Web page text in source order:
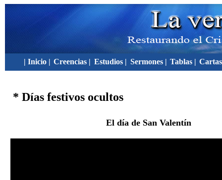
| Inicio | Creencias | Estudios | Sermones | Tablas |
* Días festivos ocultos
El día de San Valentín